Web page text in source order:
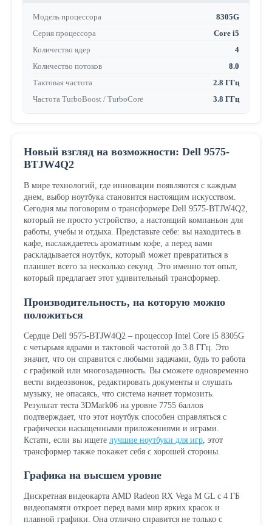
Модель процессора
8305G
Серия процессора
Core i5
Количество ядер
4
Количество потоков
8.0
Тактовая частота
2.8 ГГц
Частота TurboBoost / TurboCore
3.8 ГГц
Новый взгляд на возможности: Dell 9575-
BTJW4Q2
В мире технологий, где инновации появляются с каждым
днем, выбор ноутбука становится настоящим искусством.
Сегодня мы поговорим о трансформере Dell 9575-BTJW4Q2,
который не просто устройство, а настоящий компаньон для
работы, учебы и отдыха. Представьте себе: вы находитесь в
кафе, наслаждаетесь ароматным кофе, а перед вами
раскладывается ноутбук, который может превратиться в
планшет всего за несколько секунд. Это именно тот опыт,
который предлагает этот удивительный трансформер.
Производительность, на которую можно
положиться
Сердце Dell 9575-BTJW4Q2 – процессор Intel Core i5 8305G
с четырьмя ядрами и тактовой частотой до 3.8 ГГц. Это
значит, что он справится с любыми задачами, будь то работа
с графикой или многозадачность. Вы сможете одновременно
вести видеозвонок, редактировать документы и слушать
музыку, не опасаясь, что система начнет тормозить.
Результат теста 3DMark06 на уровне 7755 баллов
подтверждает, что этот ноутбук способен справляться с
графически насыщенными приложениями и играми.
Кстати, если вы ищете лучшие ноутбуки для игр, этот
трансформер также покажет себя с хорошей стороны.
Графика на высшем уровне
Дискретная видеокарта AMD Radeon RX Vega M GL с 4 ГБ
видеопамяти откроет перед вами мир ярких красок и
плавной графики. Она отлично справится не только с